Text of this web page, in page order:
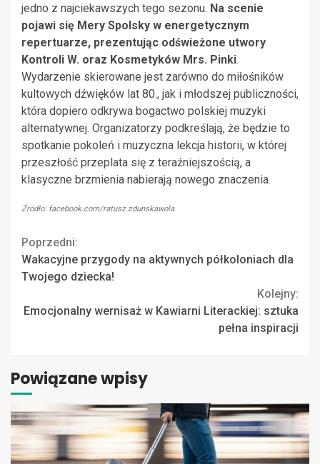
jedno z najciekawszych tego sezonu. Na scenie
pojawi się Mery Spolsky w energetycznym
repertuarze, prezentując odświeżone utwory
Kontroli W. oraz Kosmetyków Mrs. Pinki.
Wydarzenie skierowane jest zarówno do miłośników
kultowych dźwięków lat 80., jak i młodszej publiczności,
która dopiero odkrywa bogactwo polskiej muzyki
alternatywnej. Organizatorzy podkreślają, że będzie to
spotkanie pokoleń i muzyczna lekcja historii, w której
przeszłość przeplata się z teraźniejszością, a
klasyczne brzmienia nabierają nowego znaczenia.
Źródło: facebook.com/ratusz.zdunskawola
Continue
Reading
Poprzedni:
Wakacyjne przygody na aktywnych półkoloniach dla
Twojego dziecka!
Kolejny:
Emocjonalny wernisaż w Kawiarni Literackiej: sztuka
pełna inspiracji
Powiązane wpisy